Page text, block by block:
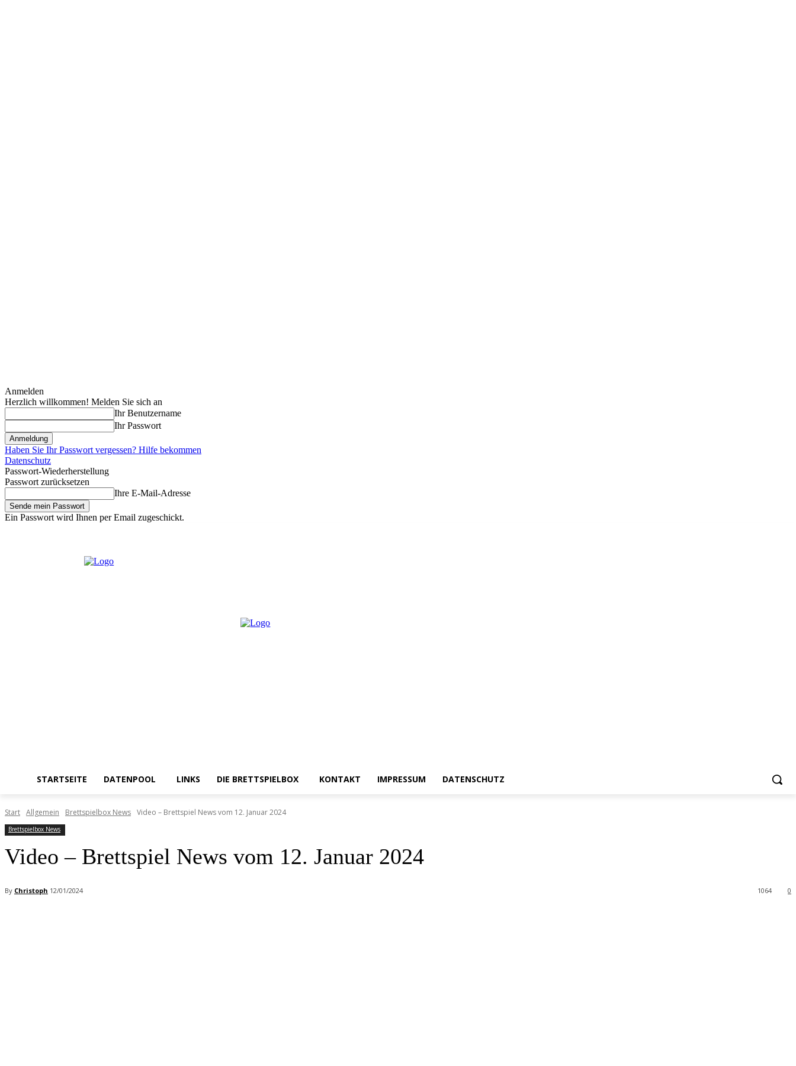
Anmelden
Herzlich willkommen! Melden Sie sich an
Ihr Benutzername
Ihr Passwort
Haben Sie Ihr Passwort vergessen? Hilfe bekommen
Datenschutz
Passwort-Wiederherstellung
Passwort zurücksetzen
Ihre E-Mail-Adresse
Ein Passwort wird Ihnen per Email zugeschickt.
STARTSEITE DATENPOOL LINKS DIE BRETTSPIELBOX KONTAKT IMPRESSUM DATENSCHUTZ
Start Allgemein Brettspielbox News Video – Brettspiel News vom 12. Januar 2024
Brettspielbox News
Video – Brettspiel News vom 12. Januar 2024
By Christoph 12/01/2024 0
1064